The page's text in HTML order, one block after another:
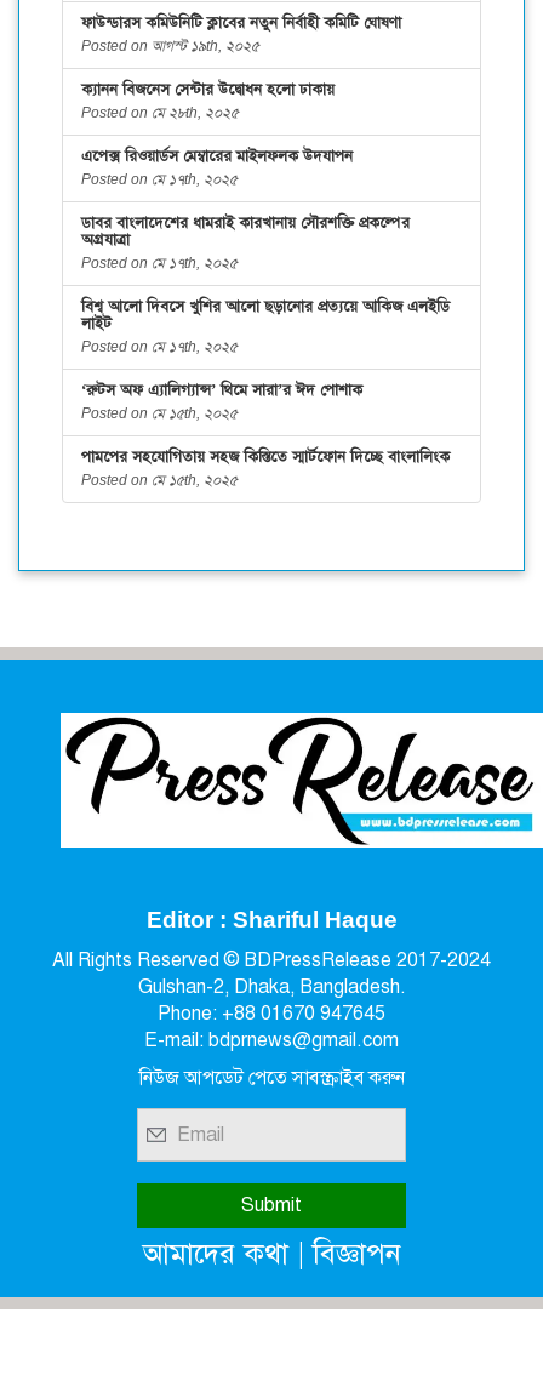
ফাউন্ডারস কমিউনিটি ক্লাবের নতুন নির্বাহী কমিটি ঘোষণা
Posted on আগস্ট ১৯th, ২০২৫
ক্যানন বিজনেস সেন্টার উদ্বোধন হলো ঢাকায়
Posted on মে ২৮th, ২০২৫
এপেক্স রিওয়ার্ডস মেম্বারের মাইলফলক উদযাপন
Posted on মে ১৭th, ২০২৫
ডাবর বাংলাদেশের ধামরাই কারখানায় সৌরশক্তি প্রকল্পের
অগ্রযাত্রা
Posted on মে ১৭th, ২০২৫
বিশ্ব আলো দিবসে খুশির আলো ছড়ানোর প্রত্যয়ে আকিজ এলইডি
লাইট
Posted on মে ১৭th, ২০২৫
‘রুটস অফ এ্যালিগ্যান্স’ থিমে সারা’র ঈদ পোশাক
Posted on মে ১৫th, ২০২৫
পামপের সহযোগিতায় সহজ কিস্তিতে স্মার্টফোন দিচ্ছে বাংলালিংক
Posted on মে ১৫th, ২০২৫
Editor : Shariful Haque
All Rights Reserved © BDPressRelease 2017-2024
Gulshan-2, Dhaka, Bangladesh.
Phone: +88 01670 947645
E-mail: bdprnews@gmail.com
নিউজ আপডেট পেতে সাবস্ক্রাইব করুন
আমাদের কথা|বিজ্ঞাপন